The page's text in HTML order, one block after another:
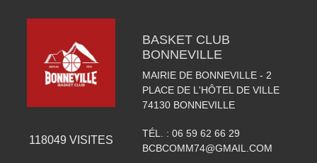
118049 VISITES
BASKET CLUB
BONNEVILLE
MAIRIE DE BONNEVILLE - 2
PLACE DE L'HÔTEL DE VILLE
74130 BONNEVILLE
TÉL. : 06 59 62 66 29
BCBCOMM74@GMAIL.COM